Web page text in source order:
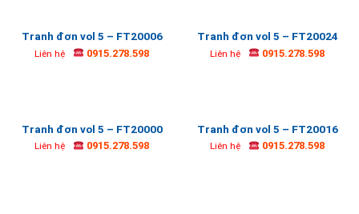
Tranh đơn vol 5 – FT20006
Liên hệ 0915.278.598
Tranh đơn vol 5 – FT20024
Liên hệ 0915.278.598
Tranh đơn vol 5 – FT20000
Liên hệ 0915.278.598
Tranh đơn vol 5 – FT20016
Liên hệ 0915.278.598